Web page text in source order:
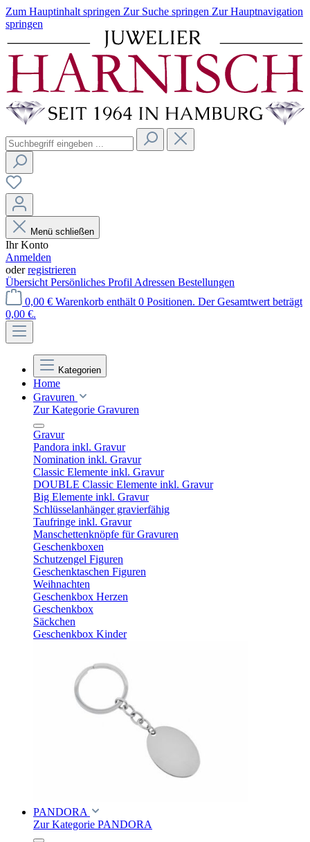
Zum Hauptinhalt springen Zur Suche springen Zur Hauptnavigation
springen
Menü schließen
Ihr Konto
Anmelden
oderregistrieren
Übersicht Persönliches Profil Adressen Bestellungen
0,00 € Warenkorb enthält 0 Positionen. Der Gesamtwert beträgt
0,00 €.
Kategorien
Home
Gravuren
Zur Kategorie Gravuren
Gravur
Pandora inkl. Gravur
Nomination inkl. Gravur
Classic Elemente inkl. Gravur
DOUBLE Classic Elemente inkl. Gravur
Big Elemente inkl. Gravur
Schlüsselanhänger gravierfähig
Taufringe inkl. Gravur
Manschettenknöpfe für Gravuren
Geschenkboxen
Schutzengel Figuren
Geschenktaschen Figuren
Weihnachten
Geschenkbox Herzen
Geschenkbox
Säckchen
Geschenkbox Kinder
PANDORA
Zur Kategorie PANDORA